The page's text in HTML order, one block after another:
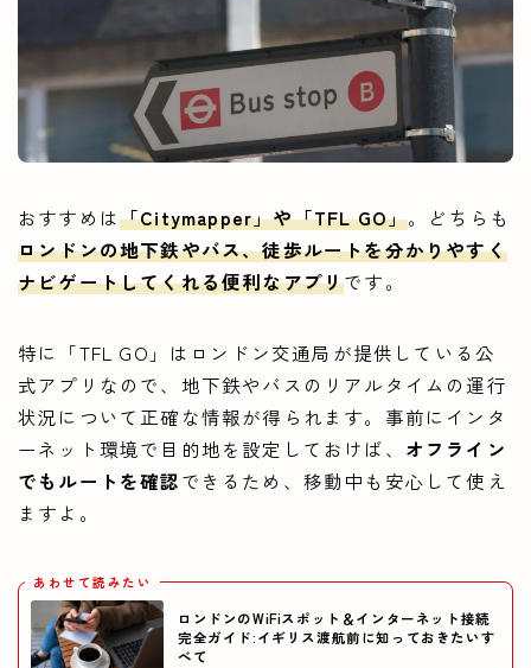
おすすめは「Citymapper」や「TFL GO」。どちらも
ロンドンの地下鉄やバス、徒歩ルートを分かりやすく
ナビゲートしてくれる便利なアプリです。
特に「TFL GO」はロンドン交通局が提供している公
式アプリなので、地下鉄やバスのリアルタイムの運行
状況について正確な情報が得られます。事前にインタ
ーネット環境で目的地を設定しておけば、 オフライン
でもルートを確認できるため、移動中も安心して使え
ますよ。
あわせて読みたい
ロンドンのWiFiスポット＆インターネット接続
完全ガイド:イギリス渡航前に知っておきたいす
べて